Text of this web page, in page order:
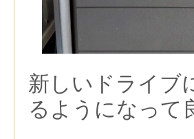
新しいドライブ
るようになって